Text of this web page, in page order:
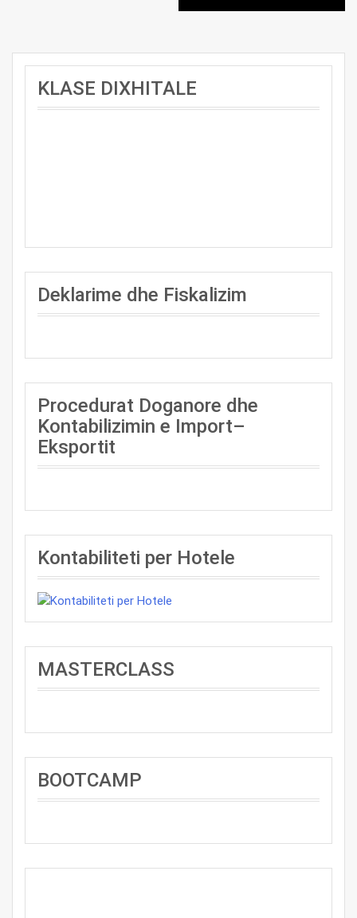
KLASE DIXHITALE
Deklarime dhe Fiskalizim
Procedurat Doganore dhe
Kontabilizimin e Import–
Eksportit
Kontabiliteti per Hotele
MASTERCLASS
BOOTCAMP